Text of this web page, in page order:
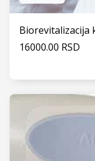
Biorevitalizacija
16000.00 RSD